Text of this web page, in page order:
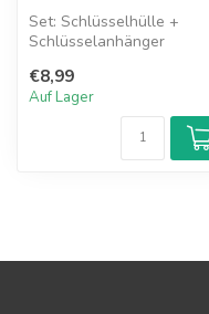
Set: Schlüsselhülle +
Schlüsselanhänger
€8,99
Auf Lager